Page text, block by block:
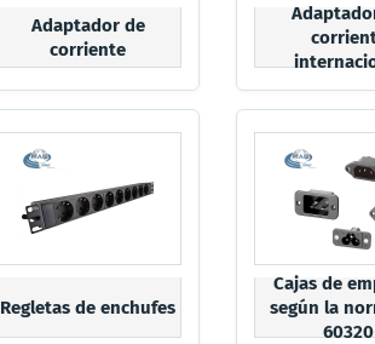
Adaptador de
corriente
Regletas de enchufes
Cajas de
según la
60320